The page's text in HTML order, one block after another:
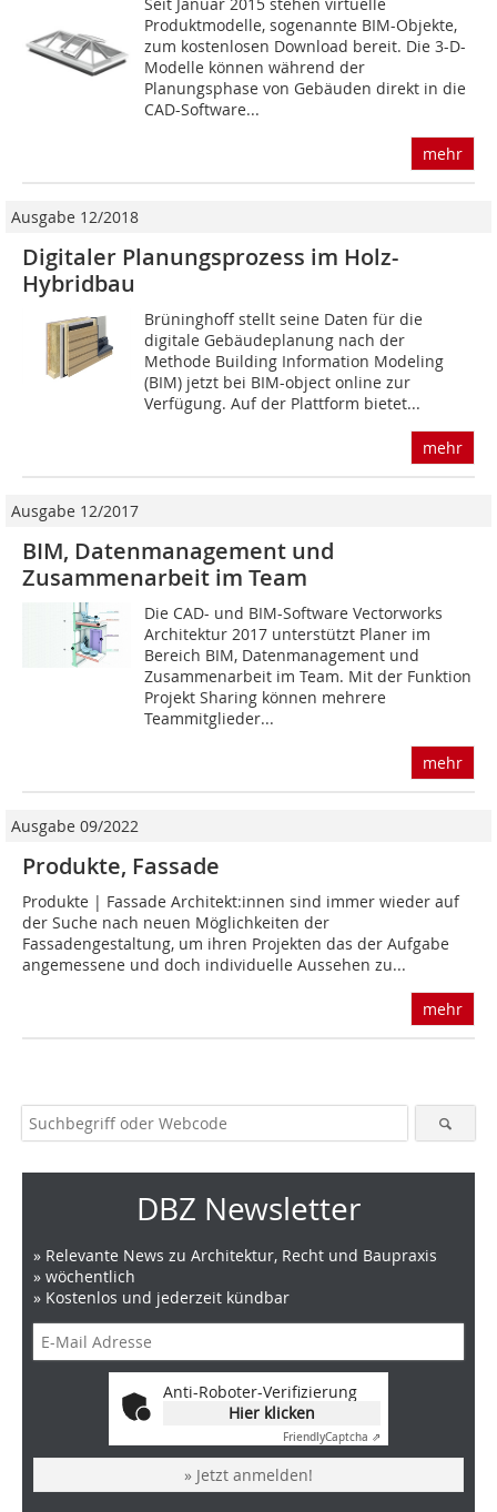
Seit Januar 2015 stehen virtuelle
Produktmodelle, sogenannte BIM-Objekte,
zum kostenlosen Download bereit. Die 3-D-
Modelle können während der
Planungsphase von Gebäuden direkt in die
CAD-Software...
mehr
Ausgabe 12/2018
Digitaler Planungsprozess im Holz-
Hybridbau
Brüninghoff stellt seine Daten für die
digitale Gebäudeplanung nach der
Methode Building Information Modeling
(BIM) jetzt bei BIM-­object online zur
Verfügung. Auf der Plattform bietet...
mehr
Ausgabe 12/2017
BIM, Datenmanagement und
Zusammenarbeit im Team
Die CAD- und BIM-Software Vectorworks
Architektur 2017 unterstützt Planer im
Bereich BIM, Datenmanagement und
Zusammenarbeit im Team. Mit der Funktion
Projekt Sharing können mehrere
Teammitglieder...
mehr
Ausgabe 09/2022
Produkte, Fassade
Produkte | Fassade Architekt:innen sind immer wieder auf
der Suche nach neuen Möglichkeiten der
Fassadengestaltung, um ihren Projekten das der Aufgabe
angemessene und doch individuelle Aussehen zu...
mehr
DBZ Newsletter
» Relevante News zu Architektur, Recht und Baupraxis
» wöchentlich
» Kostenlos und jederzeit kündbar
Anti-Roboter-Verifizierung
Hier klicken
FriendlyCaptcha ⇗
» Jetzt anmelden!